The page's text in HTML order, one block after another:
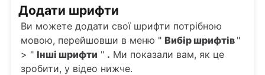
Додати шрифти
Ви можете додати свої шрифти потрібною
мовою, перейшовши в меню " Вибір шрифтів "
> " Інші шрифти " . Ми показали вам, як це
зробити, у відео нижче.